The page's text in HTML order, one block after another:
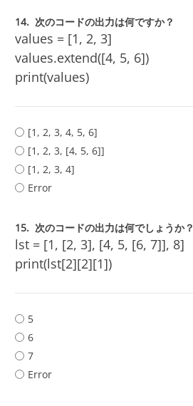
14. 次のコードの出力は何ですか？
values = [1, 2, 3]
values.extend([4, 5, 6])
print(values)
[1, 2, 3, 4, 5, 6]
[1, 2, 3, [4, 5, 6]]
[1, 2, 3, 4]
Error
15. 次のコードの出力は何でしょうか？
lst = [1, [2, 3], [4, 5, [6, 7]], 8]
print(lst[2][2][1])
5
6
7
Error